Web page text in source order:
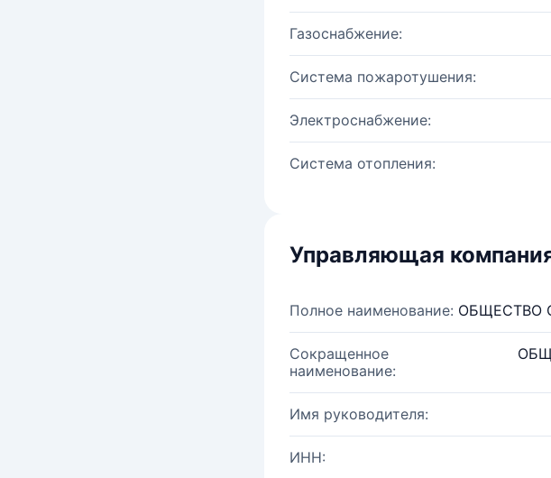
Газоснабжение:
Система пожаротушения:
Электроснабжение:
Система отопления:
Управляющая
Полное наименование: ОБЩЕСТВО
Сокращенное
наименование:
Имя руководителя:
ИНН: